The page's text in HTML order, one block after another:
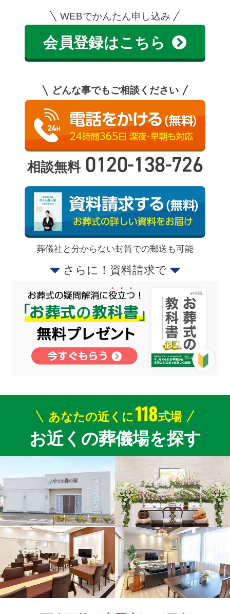
WEBでかんたん申し込み
会員登録はこちら
どんな事でもご相談ください
相談無料 0120-138-726
葬儀社と分からない封筒での郵送も可能
さらに！資料請求で
あなたの近くに118式場
お近くの葬儀場を探す